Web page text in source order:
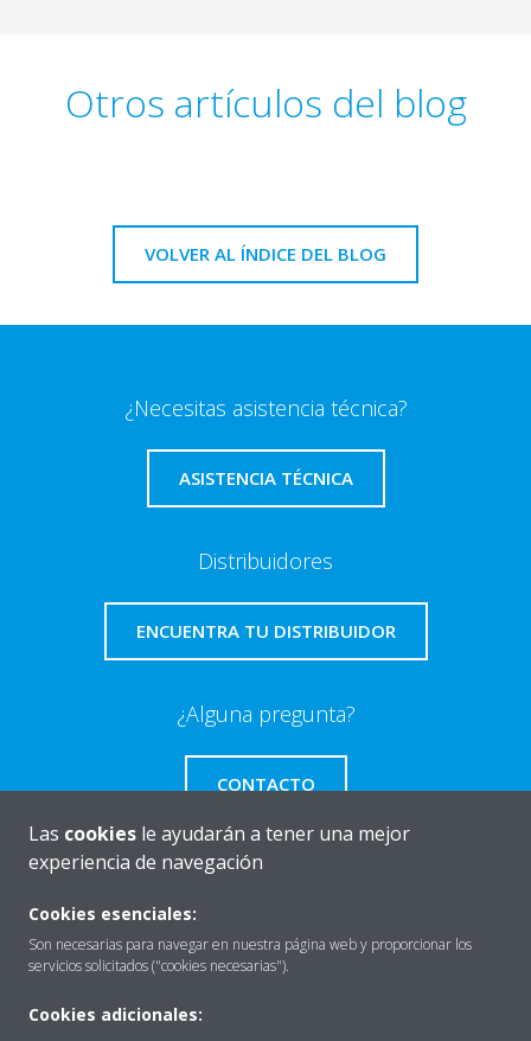
Otros artículos del blog
VOLVER AL ÍNDICE DEL BLOG
¿Necesitas asistencia técnica?
ASISTENCIA TÉCNICA
Distribuidores
ENCUENTRA TU DISTRIBUIDOR
¿Alguna pregunta?
CONTACTO
Quiénes somos
Destacados
Las cookies le ayudarán a tener una mejor
experiencia de navegación
Cookies esenciales:
Son necesarias para navegar en nuestra página web y proporcionar los
servicios solicitados ("cookies necesarias").
Cookies adicionales: